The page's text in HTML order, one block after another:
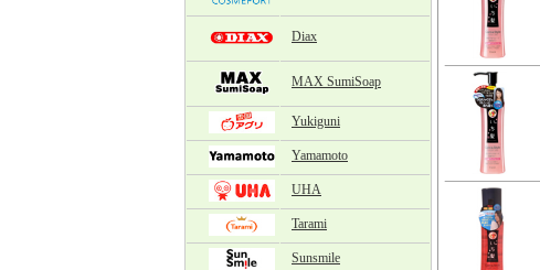
Diax
MAX SumiSoap
Yukiguni
Yamamoto
UHA
Tarami
Sunsmile